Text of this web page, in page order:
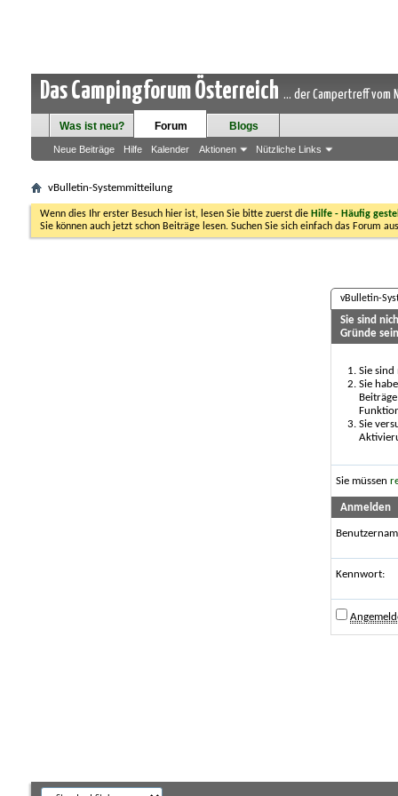
Das Campingforum Österreich ... der Campertreff vom
Was ist neu? Forum
Neue Beiträge Hilfe Kalender Aktionen Nützliche Links
Blogs
vBulletin-Systemmitteilung
Wenn dies Ihr erster Besuch hier ist, lesen Sie bitte zuerst die Hilfe - Häufig
Sie können auch jetzt schon Beiträge lesen. Suchen Sie sich einfach das Forum
vBulletin-
Sie sind
Gründe
Sie
Sie
Sie
Sie müssen
Anmelden
Kennwort: